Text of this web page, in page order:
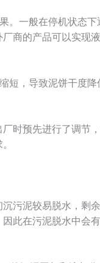
。一般在停机状态下
商的产品可以实现
短，导致泥饼干度降
时预先进行了调节
污泥较易脱水，剩
此在污泥脱水中会